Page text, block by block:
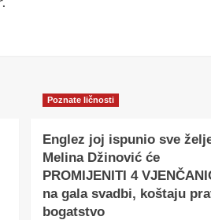
Poznate ličnosti
Englez joj ispunio sve
Melina Džinović će
PROMIJENITI 4
na gala svadbi, koštaju
bogatstvo